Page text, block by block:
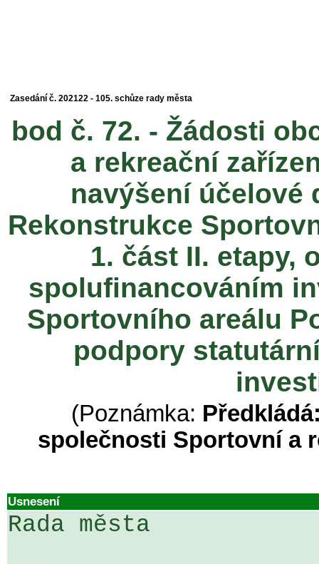
Zasedání č. 202122 - 105. schůze rady města
bod č. 72. - Žádosti
a rekreační
navýšení účelové
Rekonstrukce
1. část II. etapy,
spolufinancováním
Sportovního areálu
podpory
(Poznámka:
společnosti Sportovní a
Usnesení
Rada města